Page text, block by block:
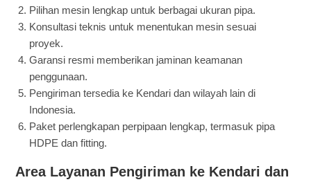
Pilihan mesin lengkap untuk berbagai ukuran pipa.
Konsultasi teknis untuk menentukan mesin sesuai
proyek.
Garansi resmi memberikan jaminan keamanan
penggunaan.
Pengiriman tersedia ke Kendari dan wilayah lain di
Indonesia.
Paket perlengkapan perpipaan lengkap, termasuk pipa
HDPE dan fitting.
Area Layanan Pengiriman ke Kendari dan